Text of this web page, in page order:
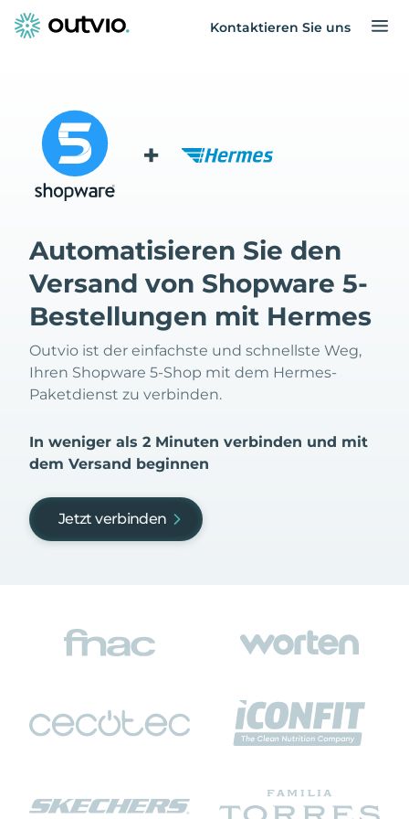
Kontaktieren Sie uns
+
Automatisieren Sie den
Versand von Shopware 5-
Bestellungen mit Hermes
Outvio ist der einfachste und schnellste Weg,
Ihren Shopware 5-Shop mit dem Hermes-
Paketdienst zu verbinden.
In weniger als 2 Minuten verbinden und mit
dem Versand beginnen
Jetzt verbinden